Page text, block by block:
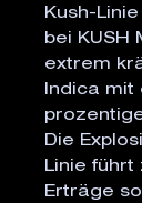
Kush-
bei KUSH
extrem
Indica mit
Die
Linie führt
Erträge